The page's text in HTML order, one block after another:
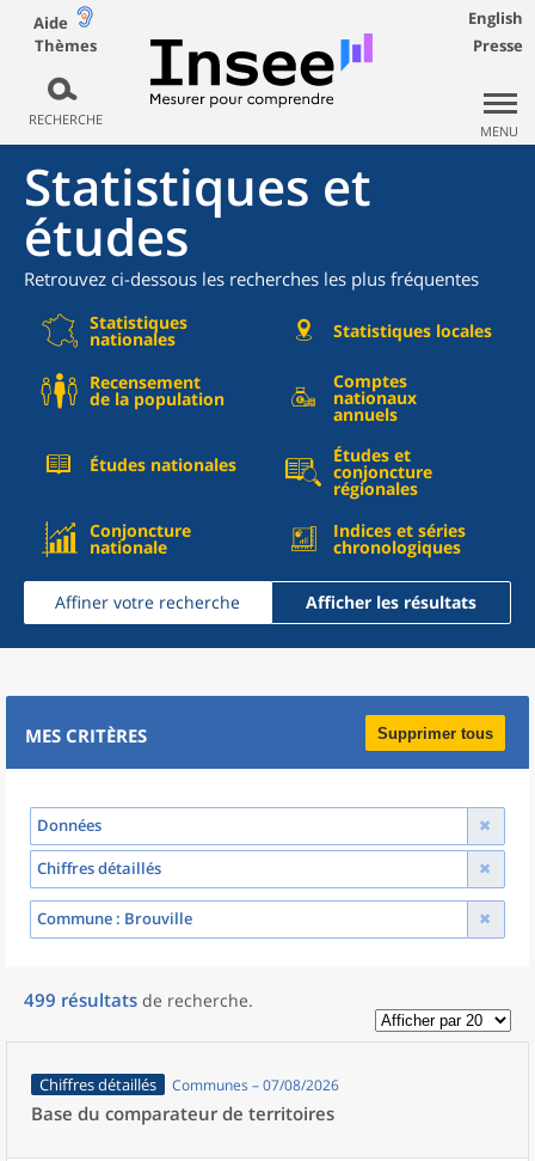
Aide
Thèmes
RECHERCHE
English
Presse
MENU
Statistiques et
études
Retrouvez ci-dessous les recherches les plus fréquentes
Statistiques
nationales Statistiques locales
Recensement
de la population
Comptes
nationaux
annuels
Études nationales Études et
conjoncture
régionales
Conjoncture
nationale
Indices et séries
chronologiques
Affiner votre recherche Afficher les résultats
MES CRITÈRES Supprimer tous
Données
Chiffres détaillés
Commune : Brouville
499 résultats de recherche.
Chiffres détaillés Communes – 07/08/2026
Base du comparateur de territoires